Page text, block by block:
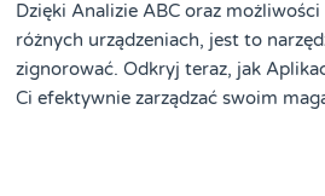
Dzięki Analizie ABC oraz
różnych urządzeniach, jest to
zignorować. Odkryj teraz, jak
Ci efektywnie zarządzać swoim